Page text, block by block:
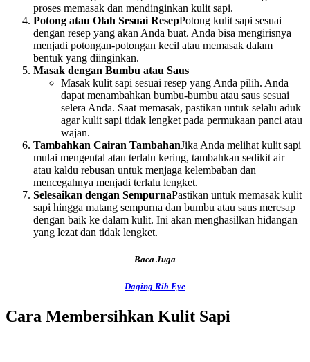
proses memasak dan mendinginkan kulit sapi.
Potong atau Olah Sesuai ResepPotong kulit sapi sesuai
dengan resep yang akan Anda buat. Anda bisa mengirisnya
menjadi potongan-potongan kecil atau memasak dalam
bentuk yang diinginkan.
Masak dengan Bumbu atau Saus
Masak kulit sapi sesuai resep yang Anda pilih. Anda
dapat menambahkan bumbu-bumbu atau saus sesuai
selera Anda. Saat memasak, pastikan untuk selalu aduk
agar kulit sapi tidak lengket pada permukaan panci atau
wajan.
Tambahkan Cairan TambahanJika Anda melihat kulit sapi
mulai mengental atau terlalu kering, tambahkan sedikit air
atau kaldu rebusan untuk menjaga kelembaban dan
mencegahnya menjadi terlalu lengket.
Selesaikan dengan SempurnaPastikan untuk memasak kulit
sapi hingga matang sempurna dan bumbu atau saus meresap
dengan baik ke dalam kulit. Ini akan menghasilkan hidangan
yang lezat dan tidak lengket.
Baca Juga
Daging Rib Eye
Cara Membersihkan Kulit Sapi